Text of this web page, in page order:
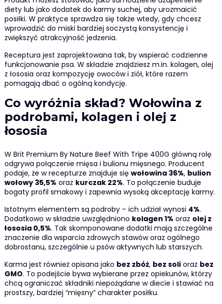
diety lub jako dodatek do karmy suchej, aby urozmaicić
posiłki. W praktyce sprawdza się także wtedy, gdy chcesz
wprowadzić do miski bardziej soczystą konsystencję i
zwiększyć atrakcyjność jedzenia.
Receptura jest zaprojektowana tak, by wspierać codzienne
funkcjonowanie psa. W składzie znajdziesz m.in. kolagen, olej
z łososia oraz kompozycję owoców i ziół, które razem
pomagają dbać o ogólną kondycję.
Co wyróżnia skład? Wołowina z
podrobami, kolagen i olej z
łososia
W Brit Premium By Nature Beef With Tripe 400G główną rolę
odgrywa połączenie mięsa i bulionu mięsnego. Producent
podaje, że w recepturze znajduje się wołowina 36%, bulion
wołowy 35,5% oraz kurczak 22%. To połączenie buduje
bogaty profil smakowy i zapewnia wysoką akceptację karmy.
Istotnym elementem są podroby – ich udział wynosi 4%.
Dodatkowo w składzie uwzględniono kolagen 1% oraz olej z
łososia 0,5%. Tak skomponowane dodatki mają szczególne
znaczenie dla wsparcia zdrowych stawów oraz ogólnego
dobrostanu, szczególnie u psów aktywnych lub starszych.
Karma jest również opisana jako bez zbóż, bez solioraz bez
GMO. To podejście bywa wybierane przez opiekunów, którzy
chcą ograniczać składniki niepożądane w diecie i stawiać na
prostszy, bardziej “mięsny” charakter posiłku.